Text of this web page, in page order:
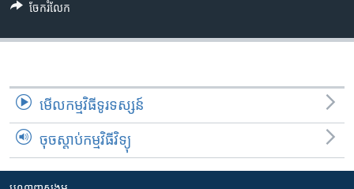
ចែករំលែក
មើល​កម្មវិធី​ទូរទស្សន៍
ចុចស្តាប់កម្មវិធីវិទ្យុ